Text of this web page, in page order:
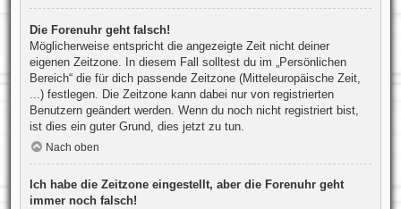
Die Forenuhr geht falsch!
Möglicherweise entspricht die angezeigte Zeit nicht deiner
eigenen Zeitzone. In diesem Fall solltest du im „Persönlichen
Bereich“ die für dich passende Zeitzone (Mitteleuropäische Zeit,
...) festlegen. Die Zeitzone kann dabei nur von registrierten
Benutzern geändert werden. Wenn du noch nicht registriert bist,
ist dies ein guter Grund, dies jetzt zu tun.
Nach oben
Ich habe die Zeitzone eingestellt, aber die Forenuhr geht
immer noch falsch!